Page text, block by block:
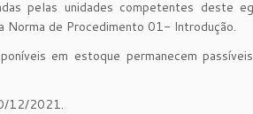
pelas unidades competentes deste
Norma de Procedimento 01- lntrodução.
em estoque permanecem
12/2021.